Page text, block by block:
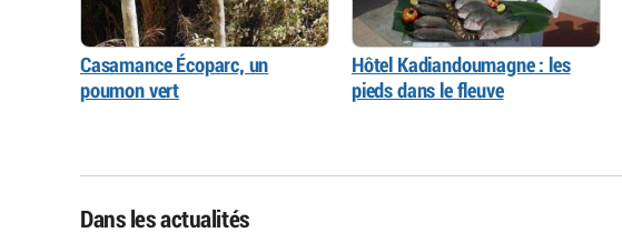
Casamance Écoparc, un
poumon vert
Hôtel Kadiandoumagne : les
pieds dans le fleuve
Dans les actualités